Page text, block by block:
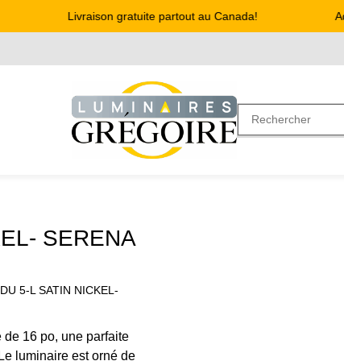
Livraison gratuite partout au Canada!
SERENA
5-L SATIN NICKEL-
16 po, une parfaite
luminaire est orné de